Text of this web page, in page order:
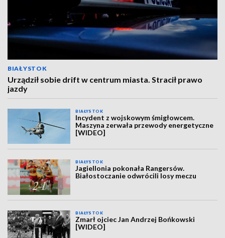
BIAŁYSTOK
Urządził sobie drift w centrum miasta. Stracił prawo
jazdy
BIAŁYSTOK
Incydent z wojskowym śmigłowcem.
Maszyna zerwała przewody energetyczne
[WIDEO]
BIAŁYSTOK
Jagiellonia pokonała Rangersów.
Białostoczanie odwrócili losy meczu
BIAŁYSTOK
Zmarł ojciec Jan Andrzej Bońkowski
[WIDEO]